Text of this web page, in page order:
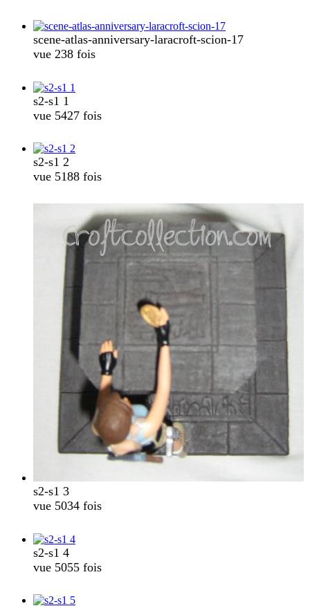
scene-atlas-anniversary-laracroft-scion-17
vue 238 fois
s2-s1 1
vue 5427 fois
s2-s1 2
vue 5188 fois
s2-s1 3
vue 5034 fois
s2-s1 4
vue 5055 fois